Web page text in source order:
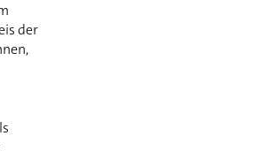
der